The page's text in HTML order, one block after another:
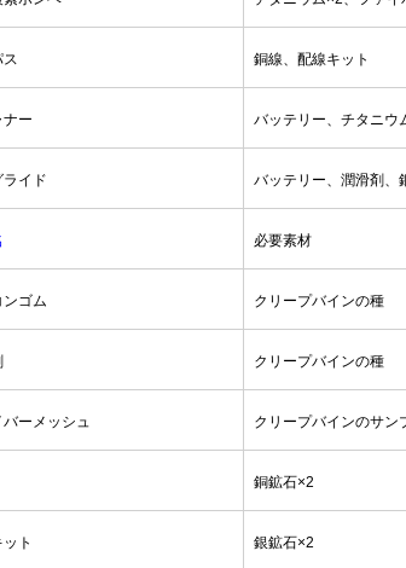
ス 銅線、配線キット
ナー バッテリー、チタニウ
ライド バッテリー、潤滑剤、
必要素材
ンゴム クリープバインの種
クリープバインの種
バーメッシュ クリープバインのサン
銅鉱石×2
ト 銀鉱石×2